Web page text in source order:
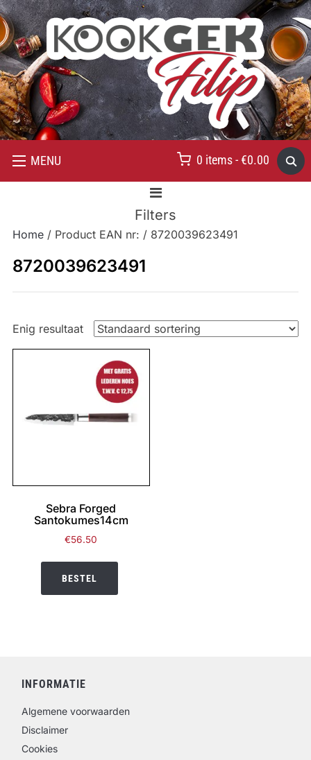
MENU 0 items - €0.00
Filters
Home/ Product EAN nr: / 8720039623491
8720039623491
Enig resultaat
Sebra Forged
Santokumes14cm
€56.50
BESTEL
INFORMATIE
Algemene voorwaarden
Disclaimer
Cookies